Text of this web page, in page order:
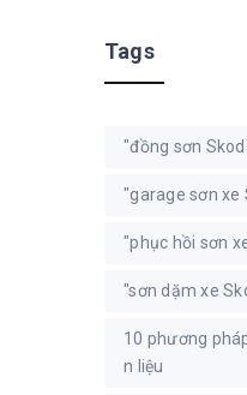
Tags
"đồng sơn
"garage sơn xe
"phục hồi sơn
"sơn dặm xe
10 phương
n liệu